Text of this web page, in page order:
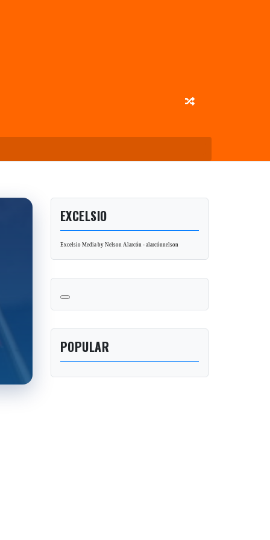
EXCELSIO
Excelsio Media by Nelson Alarcón - alarcónnelson
POPULAR